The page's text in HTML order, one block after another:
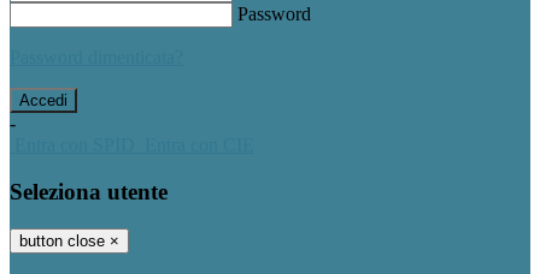
Password
-
Seleziona utente
button close ×